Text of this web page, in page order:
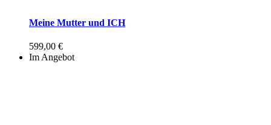
Meine Mutter und ICH
599,00 €
Im Angebot